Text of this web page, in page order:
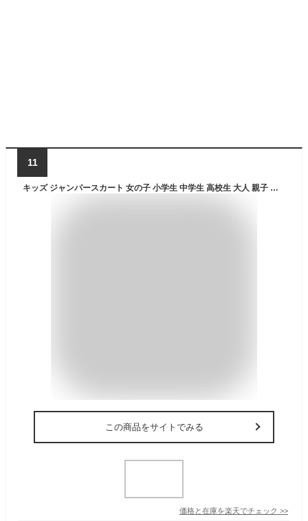
11
キッズ ジャンパースカート 女の子 小学生 中学生 高校生 大人 親子 子ども 子供服 子供 女 難燃 無地 レディース キャンプ アウトドア お揃い 親子コーデ 110cm 120cm 130cm S M L ホワイト ワンピース ジャンスカ JJcamp
この商品をサイトでみる
価格と在庫を楽天でチェック >>